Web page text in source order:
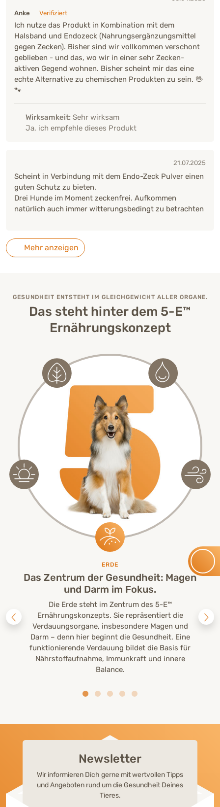
Anke
Verifiziert
Ich nutze das Produkt in Kombination mit dem
Halsband und Endozeck (Nahrungsergänzungsmittel
gegen Zecken). Bisher sind wir vollkommen verschont
geblieben - und das, wo wir in einer sehr Zecken-
aktiven Gegend wohnen. Bisher scheint mir das eine
echte Alternative zu chemischen Produkten zu sein. 🖖
🐾
Wirksamkeit: Sehr wirksam
Ja, ich empfehle dieses Produkt
21.07.2025
Scheint in Verbindung mit dem Endo-Zeck Pulver einen
guten Schutz zu bieten.
Drei Hunde im Moment zeckenfrei. Aufkommen
natürlich auch immer witterungsbedingt zu betrachten
Mehr anzeigen
GESUNDHEIT ENTSTEHT IM GLEICHGEWICHT ALLER ORGANE.
Das steht hinter dem 5-E™
Ernährungskonzept
ERDE
Das Zentrum der Gesundheit: Magen
und Darm im Fokus.
Die Erde steht im Zentrum des 5-E™
Ernährungskonzepts. Sie repräsentiert die
Verdauungsorgane, insbesondere Magen und
Darm – denn hier beginnt die Gesundheit. Eine
funktionierende Verdauung bildet die Basis für
Nährstoffaufnahme, Immunkraft und innere
Balance.
Newsletter
Wir informieren Dich gerne mit wertvollen Tipps
und Angeboten rund um die Gesundheit Deines
Tieres.